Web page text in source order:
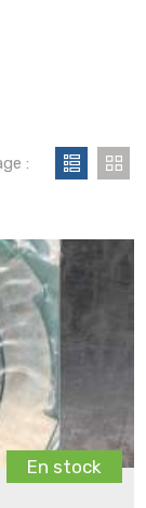
:
En stock